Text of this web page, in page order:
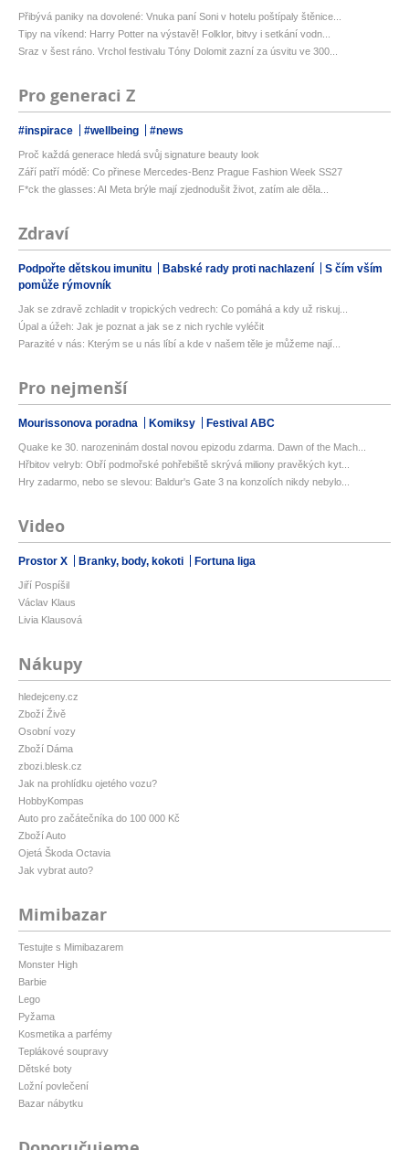
Přibývá paniky na dovolené: Vnuka paní Soni v hotelu poštípaly štěnice...
Tipy na víkend: Harry Potter na výstavě! Folklor, bitvy i setkání vodn...
Sraz v šest ráno. Vrchol festivalu Tóny Dolomit zazní za úsvitu ve 300...
Pro generaci Z
#inspirace #wellbeing #news
Proč každá generace hledá svůj signature beauty look
Září patří módě: Co přinese Mercedes-Benz Prague Fashion Week SS27
F*ck the glasses: AI Meta brýle mají zjednodušit život, zatím ale děla...
Zdraví
Podpořte dětskou imunitu Babské rady proti nachlazení
S čím vším
pomůže rýmovník
Jak se zdravě zchladit v tropických vedrech: Co pomáhá a kdy už riskuj...
Úpal a úžeh: Jak je poznat a jak se z nich rychle vyléčit
Parazité v nás: Kterým se u nás líbí a kde v našem těle je můžeme nají...
Pro nejmenší
Mourissonova poradna Komiksy Festival ABC
Quake ke 30. narozeninám dostal novou epizodu zdarma. Dawn of the Mach...
Hřbitov velryb: Obří podmořské pohřebiště skrývá miliony pravěkých kyt...
Hry zadarmo, nebo se slevou: Baldur's Gate 3 na konzolích nikdy nebylo...
Video
Prostor X Branky, body, kokoti Fortuna liga
Jiří Pospíšil
Václav Klaus
Livia Klausová
Nákupy
hledejceny.cz
Zboží Živě
Osobní vozy
Zboží Dáma
zbozi.blesk.cz
Jak na prohlídku ojetého vozu?
HobbyKompas
Auto pro začátečníka do 100 000 Kč
Zboží Auto
Ojetá Škoda Octavia
Jak vybrat auto?
Mimibazar
Testujte s Mimibazarem
Monster High
Barbie
Lego
Pyžama
Kosmetika a parfémy
Teplákové soupravy
Dětské boty
Ložní povlečení
Bazar nábytku